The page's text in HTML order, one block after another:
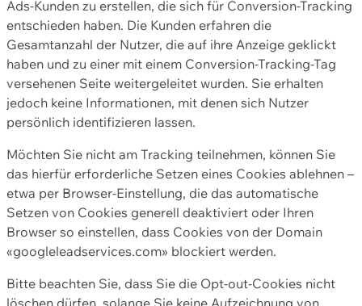
Ads-Kunden zu erstellen, die sich für Conversion-Tracking
entschieden haben. Die Kunden erfahren die
Gesamtanzahl der Nutzer, die auf ihre Anzeige geklickt
haben und zu einer mit einem Conversion-Tracking-Tag
versehenen Seite weitergeleitet wurden. Sie erhalten
jedoch keine Informationen, mit denen sich Nutzer
persönlich identifizieren lassen.
Möchten Sie nicht am Tracking teilnehmen, können Sie
das hierfür erforderliche Setzen eines Cookies ablehnen –
etwa per Browser-Einstellung, die das automatische
Setzen von Cookies generell deaktiviert oder Ihren
Browser so einstellen, dass Cookies von der Domain
«googleleadservices.com» blockiert werden.
Bitte beachten Sie, dass Sie die Opt-out-Cookies nicht